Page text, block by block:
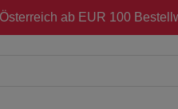
ab EUR 100